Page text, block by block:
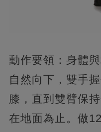
動作要領：身體
自然向下，雙手
膝，直到雙臂保
在地面為止。做